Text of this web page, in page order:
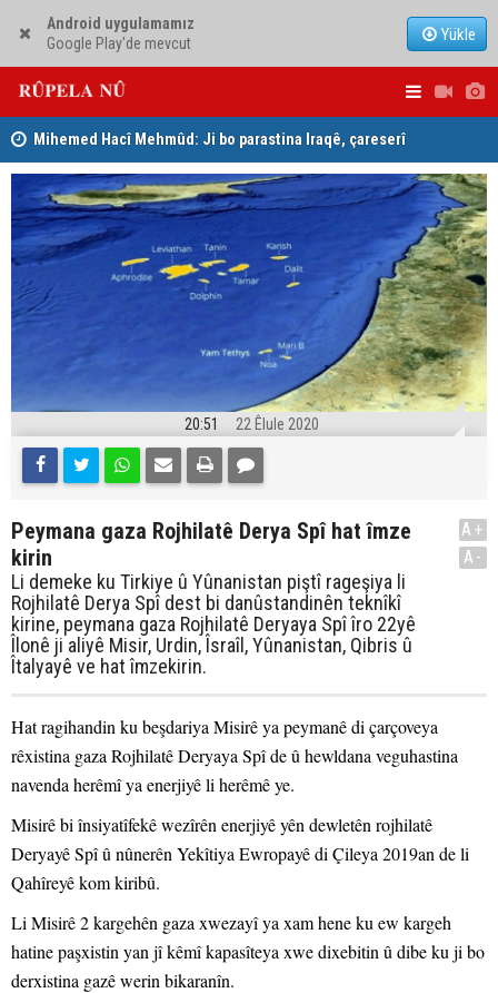
Android uygulamamız
Google Play'de mevcut
Yükle
Mihemed Hacî Mehmûd: Ji bo parastina Iraqê, çareserî
sîstema konfederalî ye Dîcleyê
20:51 22 Êlule 2020
Peymana gaza Rojhilatê Derya Spî hat îmze
kirin
Li demeke ku Tirkiye û Yûnanistan piştî rageşiya li
Rojhilatê Derya Spî dest bi danûstandinên teknîkî
kirine, peymana gaza Rojhilatê Deryaya Spî îro 22yê
Îlonê ji aliyê Misir, Urdin, Îsraîl, Yûnanistan, Qibris û
Îtalyayê ve hat îmzekirin.
A+
A-
Hat ragihandin ku beşdariya Misirê ya peymanê di çarçoveya
rêxistina gaza Rojhilatê Deryaya Spî de û hewldana veguhastina
navenda herêmî ya enerjiyê li herêmê ye.
Misirê bi însiyatîfekê wezîrên enerjiyê yên dewletên rojhilatê
Deryayê Spî û nûnerên Yekîtiya Ewropayê di Çileya 2019an de li
Qahîreyê kom kiribû.
Li Misirê 2 kargehên gaza xwezayî ya xam hene ku ew kargeh
hatine paşxistin yan jî kêmî kapasîteya xwe dixebitin û dibe ku ji bo
derxistina gazê werin bikaranîn.